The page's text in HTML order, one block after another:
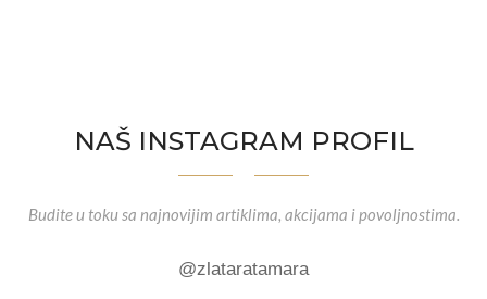
NAŠ INSTAGRAM PROFIL
Budite u toku sa najnovijim artiklima, akcijama i povoljnostima.
@zlataratamara